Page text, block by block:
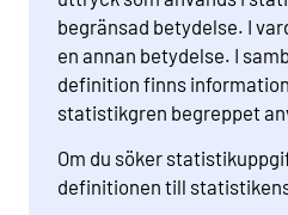
begränsad betydelse. I
en annan betydelse. I
definition finns
statistikgren begreppet
Om du söker
definitionen till